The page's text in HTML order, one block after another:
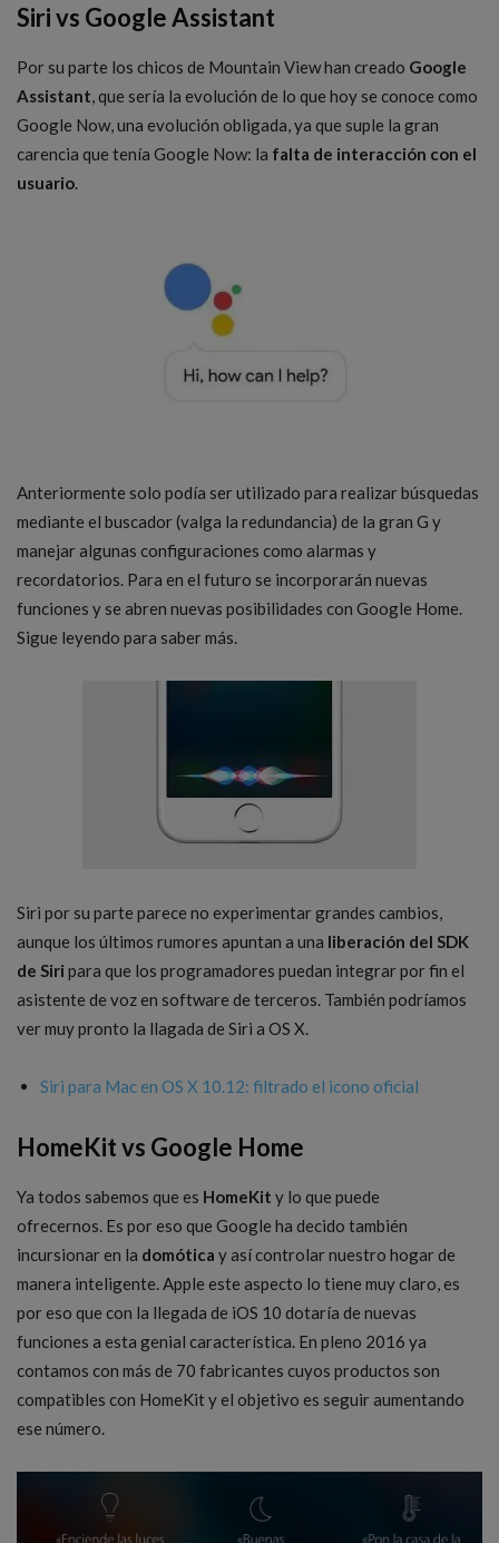
Siri vs Google Assistant
Por su parte los chicos de Mountain View han creado Google
Assistant, que sería la evolución de lo que hoy se conoce como
Google Now, una evolución obligada, ya que suple la gran
carencia que tenía Google Now: la falta de interacción con el
usuario.
Anteriormente solo podía ser utilizado para realizar búsquedas
mediante el buscador (valga la redundancia) de la gran G y
manejar algunas configuraciones como alarmas y
recordatorios. Para en el futuro se incorporarán nuevas
funciones y se abren nuevas posibilidades con Google Home.
Sigue leyendo para saber más.
Siri por su parte parece no experimentar grandes cambios,
aunque los últimos rumores apuntan a una liberación del SDK
de Siri para que los programadores puedan integrar por fin el
asistente de voz en software de terceros. También podríamos
ver muy pronto la llagada de Siri a OS X.
Siri para Mac en OS X 10.12: filtrado el icono oficial
HomeKit vs Google Home
Ya todos sabemos que es HomeKit y lo que puede
ofrecernos. Es por eso que Google ha decido también
incursionar en la domótica y así controlar nuestro hogar de
manera inteligente. Apple este aspecto lo tiene muy claro, es
por eso que con la llegada de iOS 10 dotaría de nuevas
funciones a esta genial característica. En pleno 2016 ya
contamos con más de 70 fabricantes cuyos productos son
compatibles con HomeKit y el objetivo es seguir aumentando
ese número.